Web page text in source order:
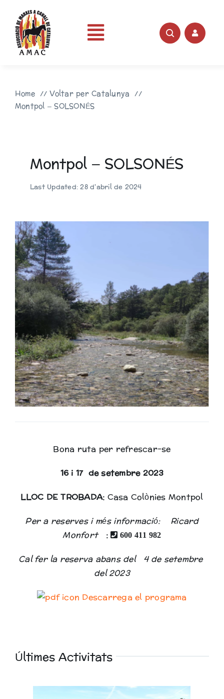
content
Toggle
Navigation
AMAC
Fotos
Biblioteca
Home
Voltar per Catalunya
Montpol – SOLSONÉS
Montpol – SOLSONÉS
Last Updated: 28 d'abril de 2024
Bona ruta per refrescar-se
16 i 17 de setembre 2023
LLOC DE TROBADA: Casa Colònies Montpol
Per a reserves i més informació: Ricard
Monfort: 600 411 982
Cal fer la reserva abans del 4 de setembre
del 2023
Descarrega el programa
Últimes Activitats